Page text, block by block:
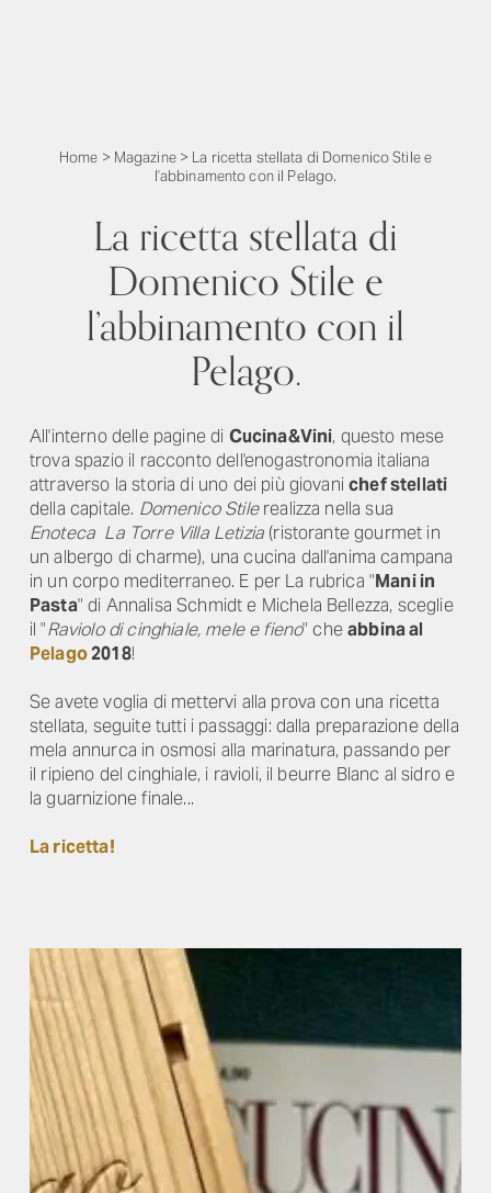
Home > Magazine> La ricetta stellata di Domenico Stile e
l’abbinamento con il Pelago.
La ricetta stellata di
Domenico Stile e
l’abbinamento con il
Pelago.
All'interno delle pagine di Cucina&Vini, questo mese
trova spazio il racconto dell'enogastronomia italiana
attraverso la storia di uno dei più giovanichef stellati
della capitale. Domenico Stilerealizza nella sua
Enoteca La Torre Villa Letizia (ristorante gourmet in
un albergo di charme), una cucina dall'anima campana
in un corpo mediterraneo. E per La rubrica "Mani in
Pasta" di Annalisa Schmidt e Michela Bellezza, sceglie
il "Raviolo di cinghiale, mele e fieno" cheabbina al
Pelago2018!
Se avete voglia di mettervi alla prova con una ricetta
stellata, seguite tutti i passaggi: dalla preparazione della
mela annurca in osmosi alla marinatura, passando per
il ripieno del cinghiale, i ravioli, il beurre Blanc al sidro e
la guarnizione finale...
La ricetta!